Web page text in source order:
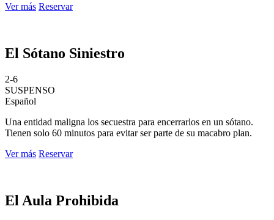
Ver más Reservar
El Sótano Siniestro
2-6
SUSPENSO
Español
Una entidad maligna los secuestra para encerrarlos en un sótano.
Tienen solo 60 minutos para evitar ser parte de su macabro plan.
Ver más Reservar
El Aula Prohibida